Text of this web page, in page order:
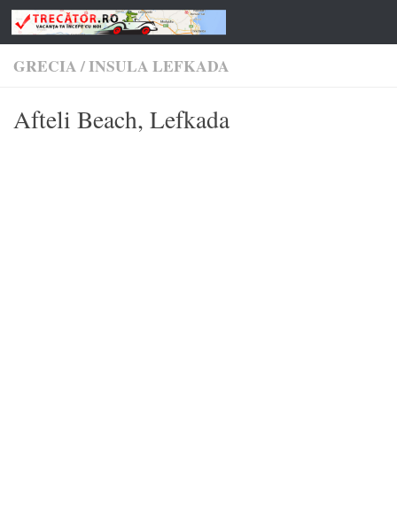
Skip to content
GRECIA/INSULA LEFKADA
Afteli Beach, Lefkada